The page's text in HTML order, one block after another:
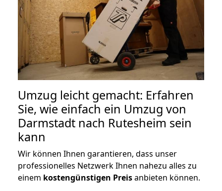
Umzug leicht gemacht: Erfahren
Sie, wie einfach ein Umzug von
Darmstadt nach Rutesheim sein
kann
Wir können Ihnen garantieren, dass unser
professionelles Netzwerk Ihnen nahezu alles zu
einem kostengünstigen Preisanbieten können.